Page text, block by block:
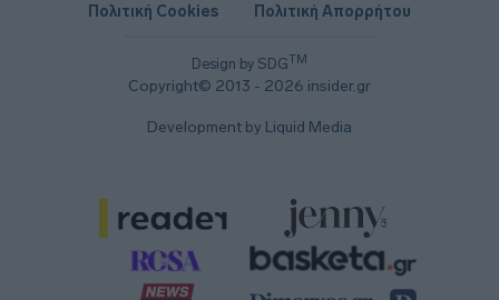
Design by SDGTM
Copyright© 2013 - 2026 insider.gr
Πολιτική Cookies
Πολιτική Απορρήτου
Development by Liquid Media